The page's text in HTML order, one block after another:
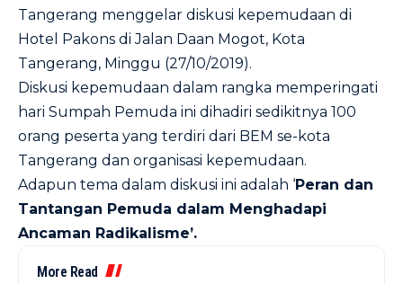
Tangerang menggelar diskusi kepemudaan di
Hotel Pakons di Jalan Daan Mogot, Kota
Tangerang, Minggu (27/10/2019).
Diskusi kepemudaan dalam rangka memperingati
hari Sumpah Pemuda ini dihadiri sedikitnya 100
orang peserta yang terdiri dari BEM se-kota
Tangerang dan organisasi kepemudaan.
Adapun tema dalam diskusi ini adalah ‘Peran dan
Tantangan Pemuda dalam Menghadapi
Ancaman Radikalisme’.
More Read